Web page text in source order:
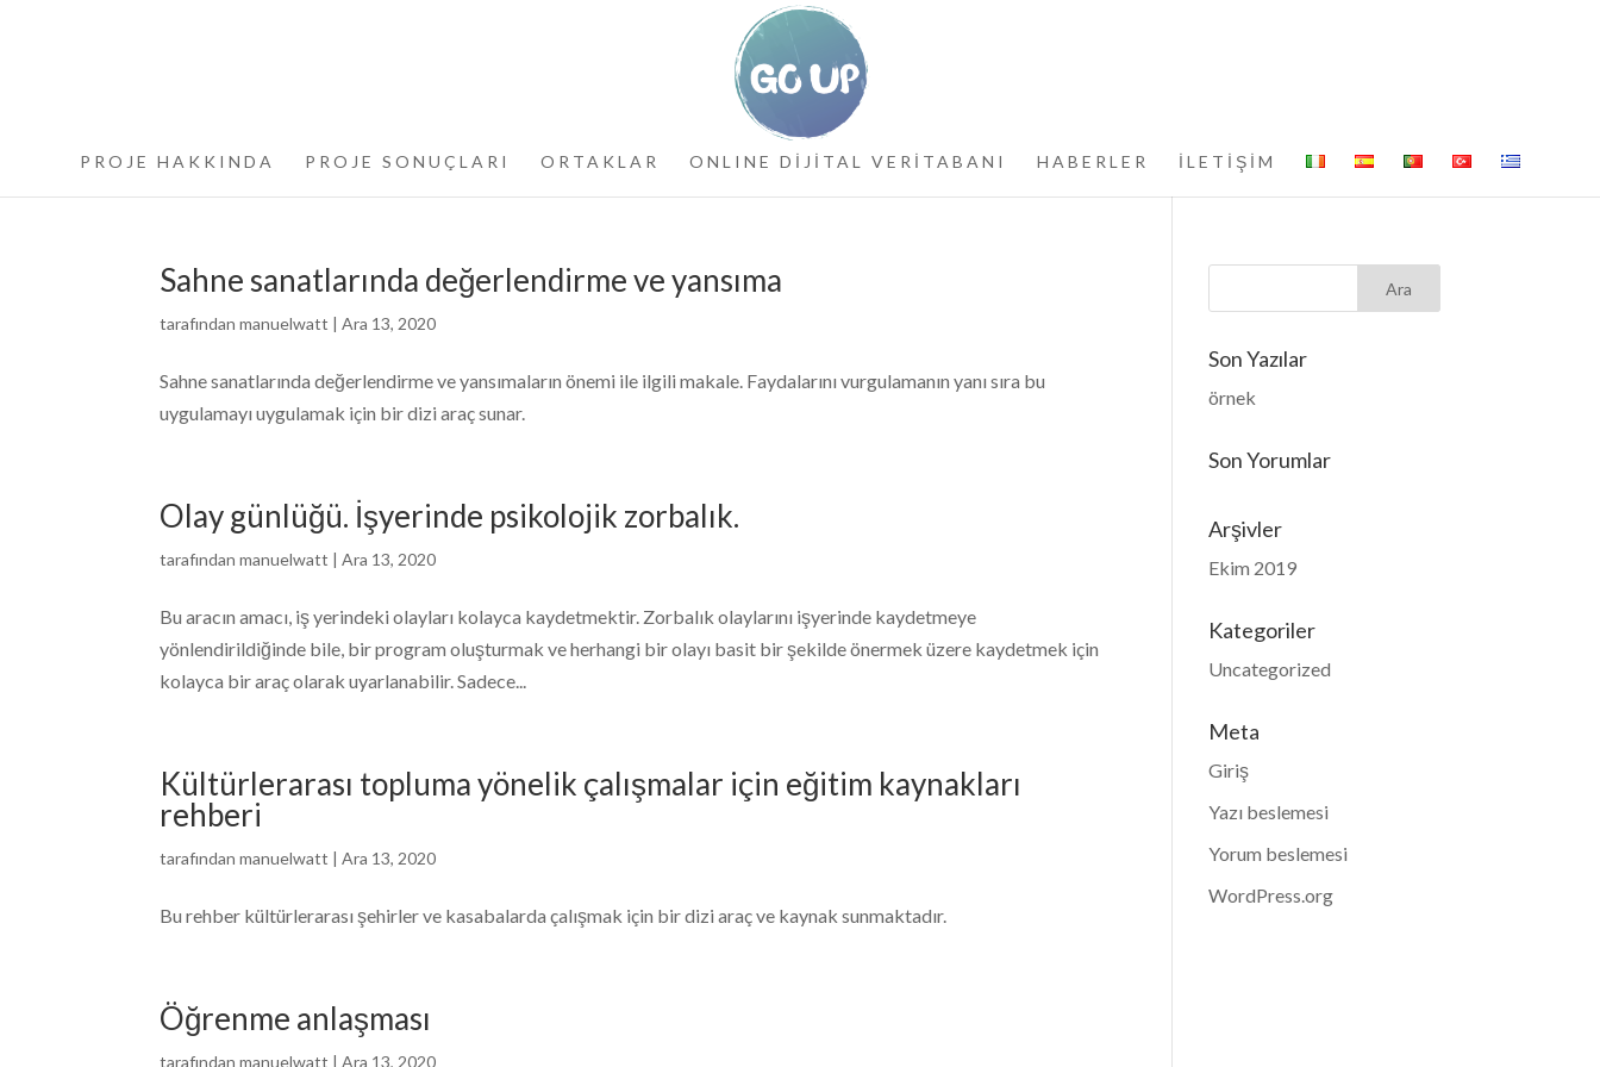
PROJE HAKKINDA PROJE SONUÇLARI ORTAKLAR ONLINE DİJİTAL VERİTABANI HABERLER İLETİŞİM
Sahne sanatlarında değerlendirme ve yansıma
tarafındanmanuelwatt |Ara 13, 2020
Sahne sanatlarında değerlendirme ve yansımaların önemi ile ilgili makale. Faydalarını vurgulamanın yanı sıra bu
uygulamayı uygulamak için bir dizi araç sunar.
Olay günlüğü. İşyerinde psikolojik zorbalık.
tarafındanmanuelwatt |Ara 13, 2020
Bu aracın amacı, iş yerindeki olayları kolayca kaydetmektir. Zorbalık olaylarını işyerinde kaydetmeye
yönlendirildiğinde bile, bir program oluşturmak ve herhangi bir olayı basit bir şekilde önermek üzere kaydetmek için
kolayca bir araç olarak uyarlanabilir. Sadece...
Kültürlerarası topluma yönelik çalışmalar için eğitim kaynakları
rehberi
tarafındanmanuelwatt |Ara 13, 2020
Bu rehber kültürlerarası şehirler ve kasabalarda çalışmak için bir dizi araç ve kaynak sunmaktadır.
Öğrenme anlaşması
tarafındanmanuelwatt |Ara 13, 2020
Son Yazılar
örnek
Son Yorumlar
Arşivler
Ekim 2019
Kategoriler
Uncategorized
Meta
Giriş
Yazı beslemesi
Yorum beslemesi
WordPress.org